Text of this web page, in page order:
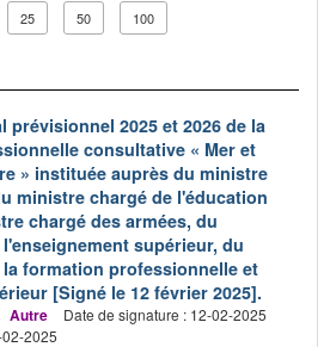
25 50 100
prévisionnel 2025 et 2026 de la
consultative « Mer et
» instituée auprès du ministre
ministre chargé de l'éducation
chargé des armées, du
supérieur, du
formation professionnelle et
[Signé le 12 février 2025].
Autre
Date de signature : 12-02-2025
2025